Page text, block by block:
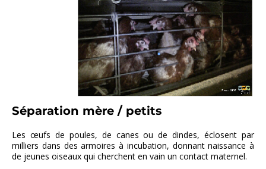
Séparation mère / petits
Les œufs de poules, de canes ou de dindes, éclosent par
milliers dans des armoires à incubation, donnant naissance à
de jeunes oiseaux qui cherchent en vain un contact maternel.